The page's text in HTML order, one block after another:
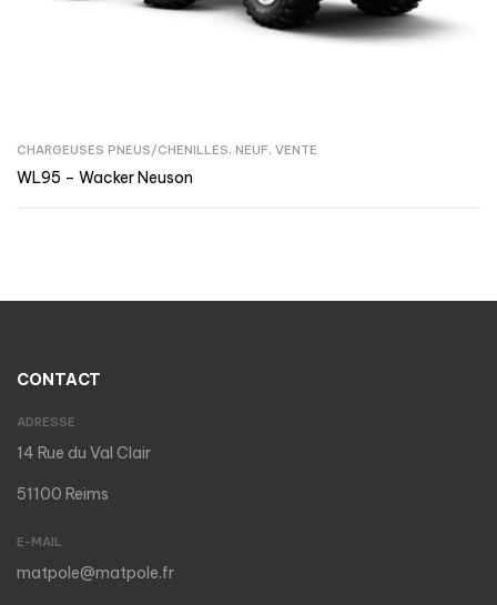
CHARGEUSES PNEUS/CHENILLES, NEUF, VENTE
WL95 – Wacker Neuson
CONTACT
ADRESSE
14 Rue du Val Clair
51100 Reims
E-MAIL
matpole@matpole.fr